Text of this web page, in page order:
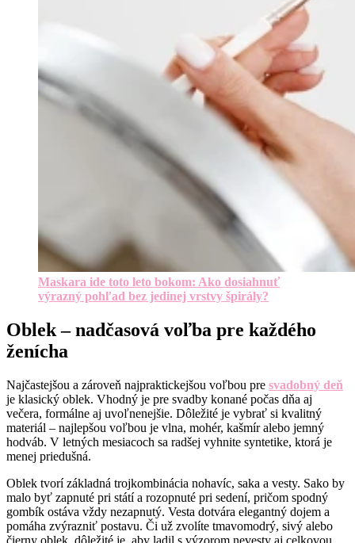
Maskara ide toto leto bokom: Ako dosiahnuť
výrazný pohľad bez jedinej vrstvy špirály?
Oblek – nadčasová voľba pre každého
ženícha
Najčastejšou a zároveň najpraktickejšou voľbou pre svadobný deň
je klasický oblek. Vhodný je pre svadby konané počas dňa aj
večera, formálne aj uvoľnenejšie. Dôležité je vybrať si kvalitný
materiál – najlepšou voľbou je vlna, mohér, kašmír alebo jemný
hodváb. V letných mesiacoch sa radšej vyhnite syntetike, ktorá je
menej priedušná.
Oblek tvorí základná trojkombinácia nohavíc, saka a vesty. Sako by
malo byť zapnuté pri státí a rozopnuté pri sedení, pričom spodný
gombík ostáva vždy nezapnutý. Vesta dotvára elegantný dojem a
pomáha zvýrazniť postavu. Či už zvolíte tmavomodrý, sivý alebo